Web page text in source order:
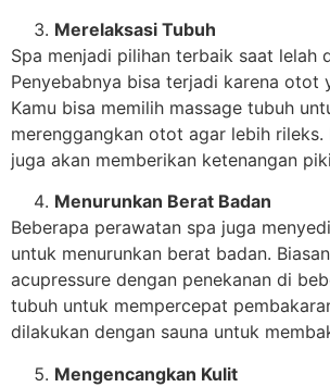
Merelaksasi Tubuh
Spa menjadi pilihan terbaik saat lelah
Penyebabnya bisa terjadi karena otot
Kamu bisa memilih massage tubuh
merenggangkan otot agar lebih
juga akan memberikan ketenangan
Menurunkan Berat Badan
Beberapa perawatan spa juga
untuk menurunkan berat badan.
acupressure dengan penekanan di
tubuh untuk mempercepat
dilakukan dengan sauna untuk
Mengencangkan Kulit